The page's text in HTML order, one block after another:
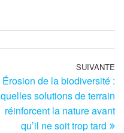
SUIVANTE
Érosion de la biodiversité :
quelles solutions de terrain
réinforcent la nature avant
qu’il ne soit trop tard